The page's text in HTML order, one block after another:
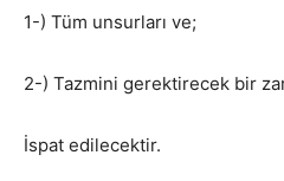
1-) Tüm unsurları ve;
2-) Tazmini gerektirecek bir
İspat edilecektir.